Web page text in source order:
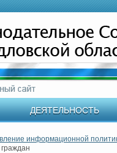
ДЕЯТЕЛЬНОСТЬ
информационной